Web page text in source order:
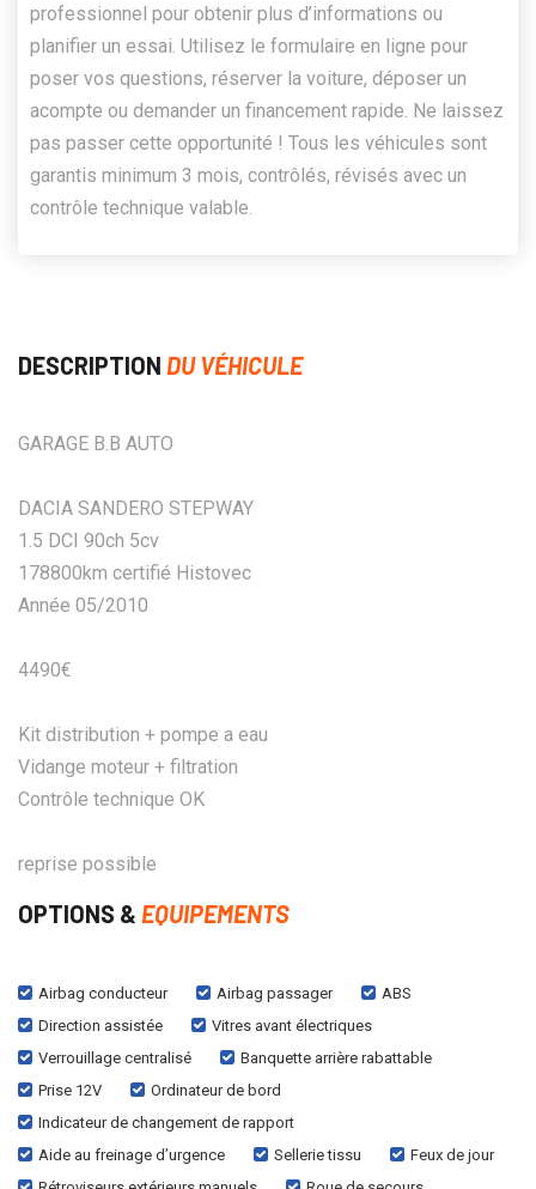
professionnel pour obtenir plus d’informations ou
planifier un essai. Utilisez le formulaire en ligne pour
poser vos questions, réserver la voiture, déposer un
acompte ou demander un financement rapide. Ne laissez
pas passer cette opportunité ! Tous les véhicules sont
garantis minimum 3 mois, contrôlés, révisés avec un
contrôle technique valable.
DESCRIPTION DU VÉHICULE
GARAGE B.B AUTO
DACIA SANDERO STEPWAY
1.5 DCI 90ch 5cv
178800km certifié Histovec
Année 05/2010
4490€
Kit distribution + pompe a eau
Vidange moteur + filtration
Contrôle technique OK
reprise possible
OPTIONS & EQUIPEMENTS
Airbag conducteur Airbag passager
ABS
Direction assistée
Vitres avant électriques
Verrouillage centralisé
Banquette arrière rabattable
Prise 12V
Ordinateur de bord
Indicateur de changement de rapport
Aide au freinage d’urgence
Sellerie tissu
Feux de jour